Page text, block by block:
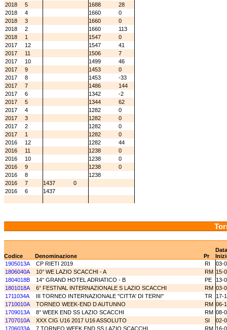
2018
5 1688
28
2018
4 1660
0
2018
3 1660
0
2018
2 1660
113
2018
1 1547
0
2017
12 1547
41
2017
11 1506
7
2017
10 1499
46
2017
9 1453
0
2017
8 1453
-33
2017
7 1486
144
2017
6 1342
-2
2017
5 1344
62
2017
4 1282
0
2017
3 1282
0
2017
2 1282
0
2017
1 1282
0
2016
12 1282
44
2016
11 1238
0
2016
10 1238
0
2016
9 1238
0
2016
8
1238
2016
7 1437
0
2016
6 1437
Data
Codice
Denominazione Pr
1905013A
CP RIETI 2019 RI
03-
1806040A
10° WE LAZIO SCACCHI - A RM 15-
1804018B
14° GRAND HOTEL ADRIATICO - B PE
13-
1801018A
6° FESTIVAL INTERNAZIONALE S LAZIO SCACCHI RM 03-
1711034A
III TORNEO INTERNAZIONALE ''CITTA' DI TERNI'' TR
17-
1710010A
TORNEO WEEK-END D AUTUNNO RM 06-
1709013A
8° WEEK END SS LAZIO SCACCHI RM 08-
1707010A
XXX CIG U16 2017 U16 ASSOLUTO SI
02-
1706033A
7 TORNEO WEEK END SS LAZIO SCACCHI RM 16-